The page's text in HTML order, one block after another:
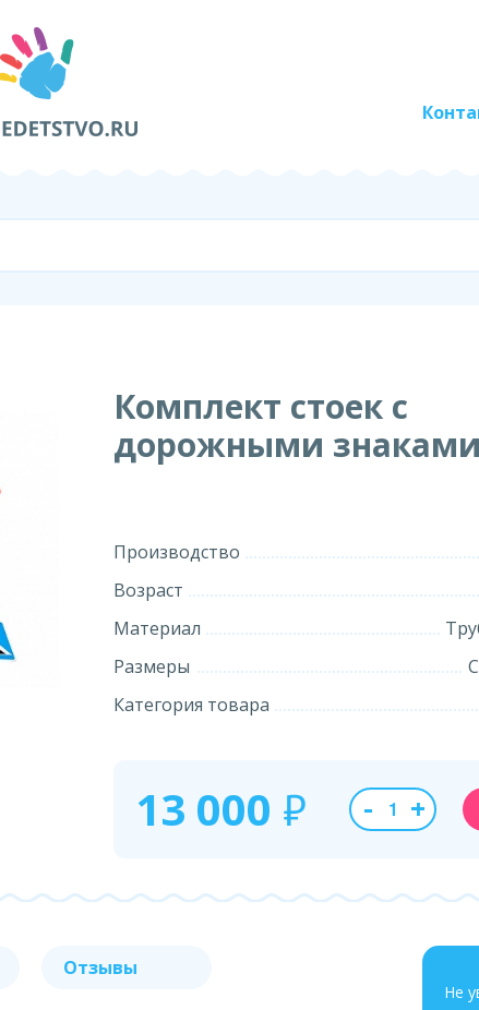
Комплект стоек с
дорожными
Производство
Возраст
Материал
Размеры
Категория товара
13 000 ₽ - +
Не
Отзывы